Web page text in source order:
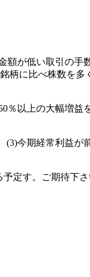
が低い取引の
に比べ株数を
以上の大幅増
(3)今期経常利益
予定す。ご期待下さ